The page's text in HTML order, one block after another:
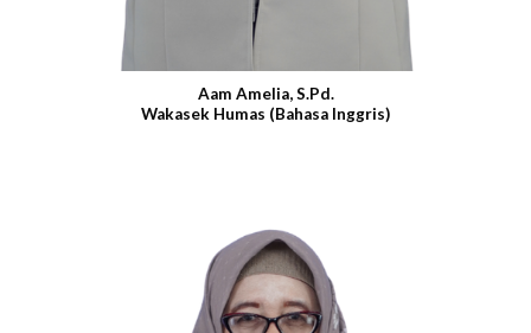
Aam Amelia, S.Pd.
Wakasek Humas (Bahasa Inggris)